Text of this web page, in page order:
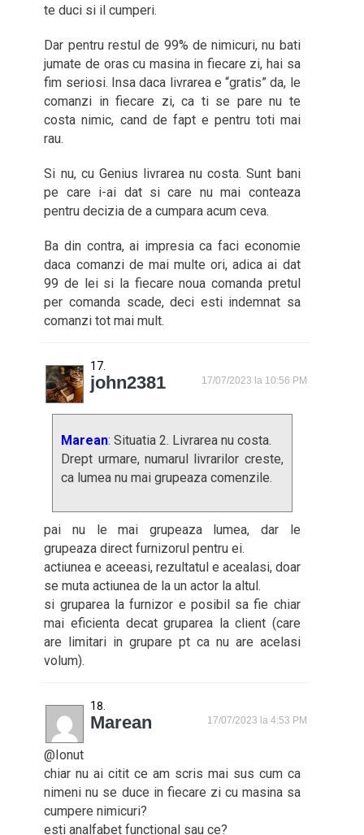
te duci si il cumperi.
Dar pentru restul de 99% de nimicuri, nu bati
jumate de oras cu masina in fiecare zi, hai sa
fim seriosi. Insa daca livrarea e “gratis” da, le
comanzi in fiecare zi, ca ti se pare nu te
costa nimic, cand de fapt e pentru toti mai
rau.
Si nu, cu Genius livrarea nu costa. Sunt bani
pe care i-ai dat si care nu mai conteaza
pentru decizia de a cumpara acum ceva.
Ba din contra, ai impresia ca faci economie
daca comanzi de mai multe ori, adica ai dat
99 de lei si la fiecare noua comanda pretul
per comanda scade, deci esti indemnat sa
comanzi tot mai mult.
john2381 17/07/2023 la 10:56 PM
Marean: Situatia 2. Livrarea nu costa.
Drept urmare, numarul livrarilor creste,
ca lumea nu mai grupeaza comenzile.
pai nu le mai grupeaza lumea, dar le
grupeaza direct furnizorul pentru ei.
actiunea e aceeasi, rezultatul e acealasi, doar
se muta actiunea de la un actor la altul.
si gruparea la furnizor e posibil sa fie chiar
mai eficienta decat gruparea la client (care
are limitari in grupare pt ca nu are acelasi
volum).
Marean 17/07/2023 la 4:53 PM
@Ionut
chiar nu ai citit ce am scris mai sus cum ca
nimeni nu se duce in fiecare zi cu masina sa
cumpere nimicuri?
esti analfabet functional sau ce?